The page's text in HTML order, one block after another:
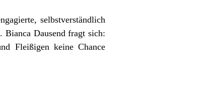
selbstverständlich
Dausend fragt sich:
Fleißigen keine Chance